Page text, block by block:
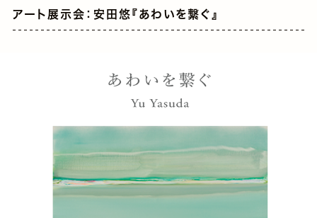
アート展示会：安田悠『あわいを繋ぐ』